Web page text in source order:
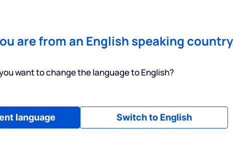
are from an English speaking
want to change the language to English?
Switch to English
language